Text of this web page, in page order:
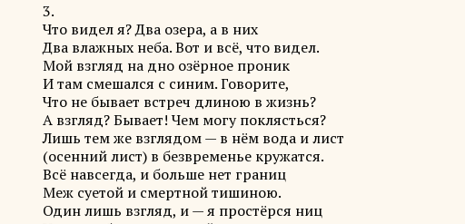
3.
Что видел я? Два озера, а в них
Два влажных неба. Вот и всё, что видел.
Мой взгляд на дно озёрное проник
И там смешался с синим. Говорите,
Что не бывает встреч длиною в жизнь?
А взгляд? Бывает! Чем могу поклясться?
Лишь тем же взглядом — в нём вода и лист
(осенний лист) в безвременье кружатся.
Всё навсегда, и больше нет границ
Меж суетой и смертной тишиною.
Один лишь взгляд, и — я простёрся ниц